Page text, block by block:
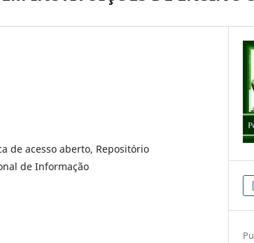
de acesso aberto, Repositório
de Informação